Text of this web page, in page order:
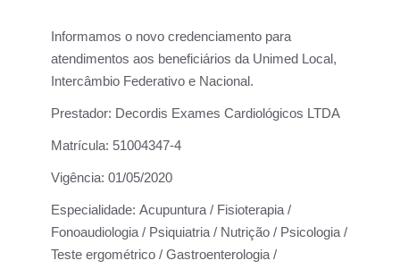
Informamos o novo credenciamento para
atendimentos aos beneficiários da Unimed Local,
Intercâmbio Federativo e Nacional.
Prestador: Decordis Exames Cardiológicos LTDA
Matrícula: 51004347-4
Vigência: 01/05/2020
Especialidade: Acupuntura / Fisioterapia /
Fonoaudiologia / Psiquiatria / Nutrição / Psicologia /
Teste ergométrico / Gastroenterologia /